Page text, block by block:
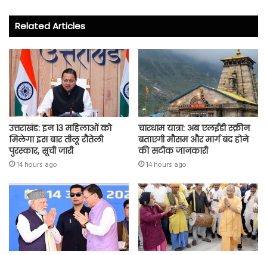
o
ok
er A
p
p
Related Articles
उत्तराखंड: इन 13 महिलाओं को
मिलेगा इस बार तीलू रौतेली
पुरस्कार, सूची जारी
14 hours ago
चारधाम यात्रा: अब एलईडी स्क्रीन
बताएगी मौसम और मार्ग बंद होने
की सटीक जानकारी
14 hours ago